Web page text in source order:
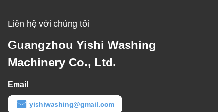
Liên hệ với chúng tôi
Guangzhou Yishi Washing
Machinery Co., Ltd.
Email
yishiwashing@gmail.com